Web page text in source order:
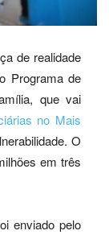
de realidade
Programa de
que vai
no Mais
O
em três
enviado pelo